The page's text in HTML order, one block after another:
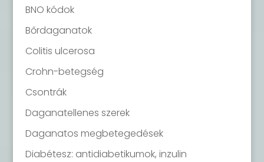
BNO kódok
Bőrdaganatok
Colitis ulcerosa
Crohn-betegség
Csontrák
Daganatellenes szerek
Daganatos megbetegedések
Diabétesz: antidiabetikumok, inzulin